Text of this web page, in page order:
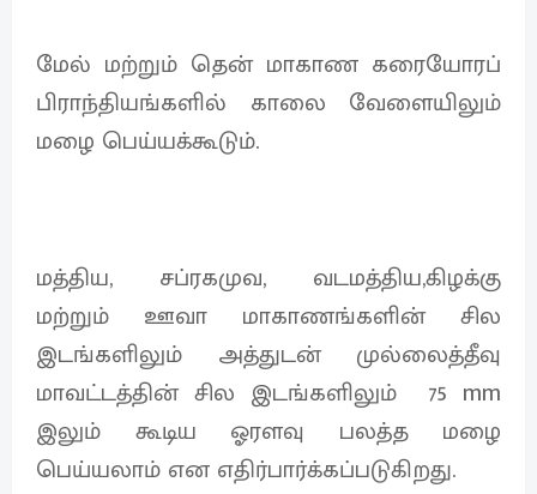
மேல் மற்றும் தென் மாகாண கரையோரப்
பிராந்தியங்களில் காலை வேளையிலும்
மழை பெய்யக்கூடும்.
மத்திய, சப்ரகமுவ, வடமத்திய,கிழக்கு
மற்றும் ஊவா மாகாணங்களின் சில
இடங்களிலும் அத்துடன் முல்லைத்தீவு
மாவட்டத்தின் சில இடங்களிலும் 75 mm
இலும் கூடிய ஓரளவு பலத்த மழை
பெய்யலாம் என எதிர்பார்க்கப்படுகிறது.